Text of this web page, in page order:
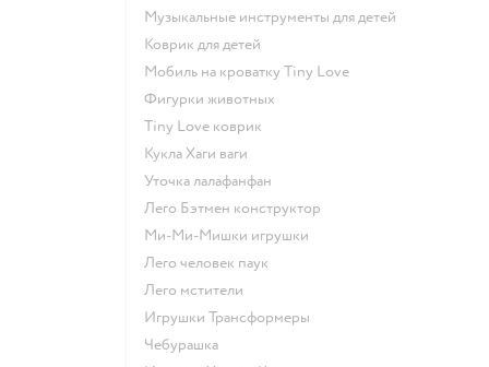
Музыкальные инструменты для детей
Коврик для детей
Мобиль на кроватку Tiny Love
Фигурки животных
Tiny Love коврик
Кукла Хаги ваги
Уточка лалафанфан
Лего Бэтмен конструктор
Ми-Ми-Мишки игрушки
Лего человек паук
Лего мстители
Игрушки Трансформеры
Чебурашка